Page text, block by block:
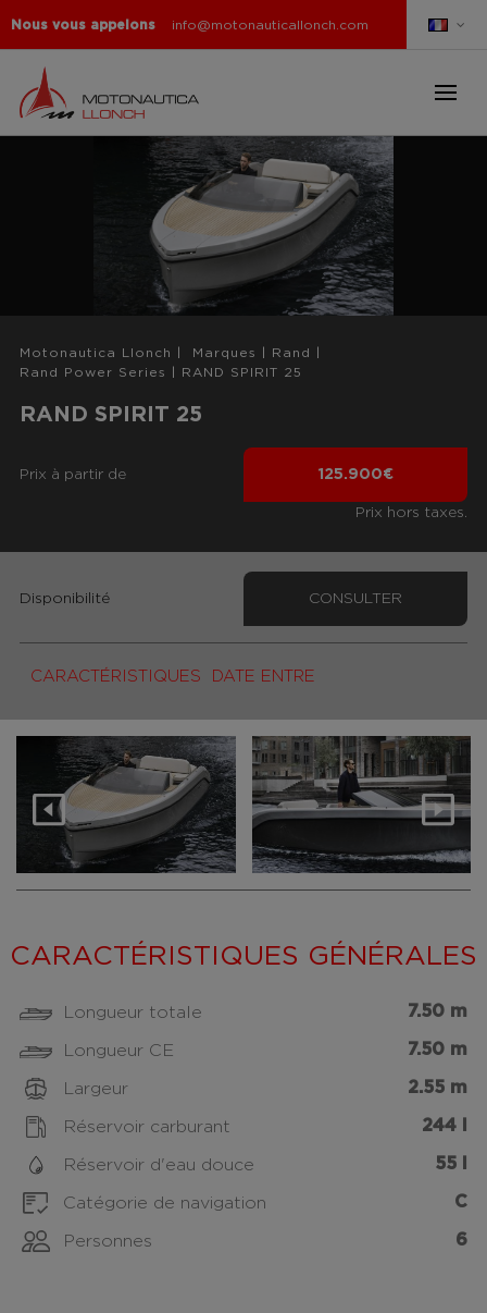
Nous vous appelons info@motonauticallonch.com
Motonautica Llonch Marques Rand
Rand Power Series
RAND SPIRIT 25
RAND SPIRIT 25
Prix ​​à partir de 125.900€
Prix hors taxes.
CARACTÉRISTIQUES DATE ENTRE
Disponibilité CONSULTER
CARACTÉRISTIQUES GÉNÉRALES
Longueur totale 7.50 m
Longueur CE 7.50 m
Largeur 2.55 m
Réservoir carburant 244 l
Réservoir d'eau douce 55 l
Catégorie de navigation C
Personnes 6